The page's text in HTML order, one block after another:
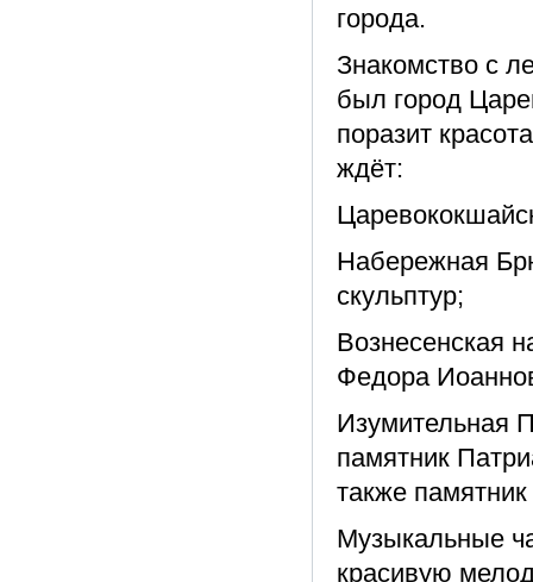
города.
Знакомство с
был город
поразит
ждёт:
Набережная
скульптур;
Вознесенская
Федора
Изумительная
памятник
также
Музыкальные
красивую